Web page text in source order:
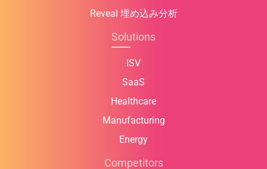
Reveal 埋め込み分析
Solutions
ISV
SaaS
Healthcare
Manufacturing
Energy
Competitors